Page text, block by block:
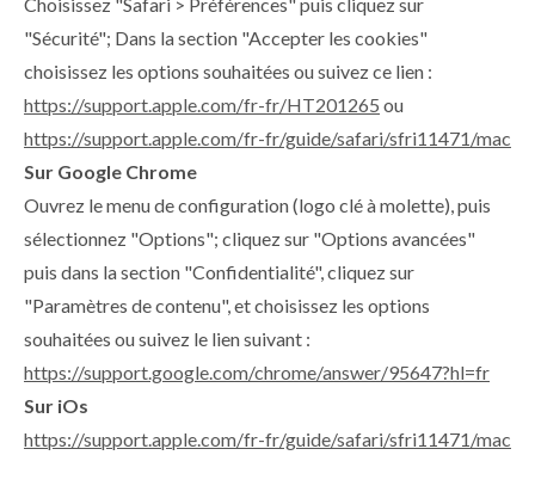
"Sécurité"; Dans la section "Accepter les cookies"
choisissez les options souhaitées ou suivez ce lien :
https://support.apple.com/fr-fr/HT201265 ou
https://support.apple.com/fr-fr/guide/safari/sfri11471/mac
Sur Google Chrome
Ouvrez le menu de configuration (logo clé à molette), puis
sélectionnez "Options"; cliquez sur "Options avancées"
puis dans la section "Confidentialité", cliquez sur
"Paramètres de contenu", et choisissez les options
souhaitées ou suivez le lien suivant :
https://support.google.com/chrome/answer/95647?hl=fr
Sur iOs
https://support.apple.com/fr-fr/guide/safari/sfri11471/mac